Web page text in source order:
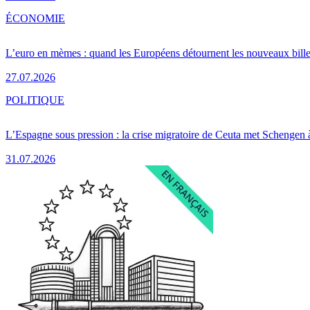
L’euro en mèmes : quand les Européens détournent les nouveaux
27.07.2026
ÉCONOMIE
L’Espagne sous pression : la crise migratoire de Ceuta met Schengen
31.07.2026
POLITIQUE